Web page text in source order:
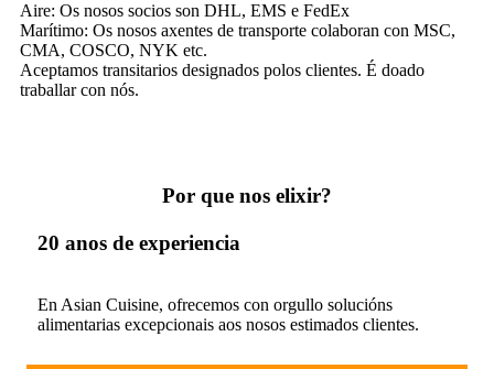
Aire: Os nosos socios son DHL, EMS e FedEx
Marítimo: Os nosos axentes de transporte colaboran con MSC,
CMA, COSCO, NYK etc.
Aceptamos transitarios designados polos clientes. É doado
traballar con nós.
Por que nos elixir?
20 anos de experiencia
En Asian Cuisine, ofrecemos con orgullo solucións
alimentarias excepcionais aos nosos estimados clientes.